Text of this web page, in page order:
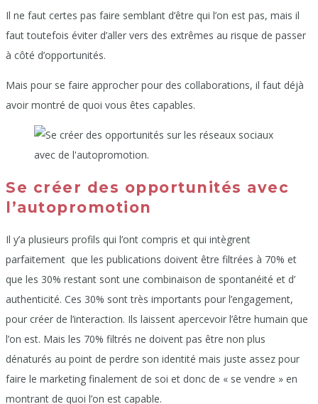
Il ne faut certes pas faire semblant d’être qui l’on est pas, mais il
faut toutefois éviter d’aller vers des extrêmes au risque de passer
à côté d’opportunités.
Mais pour se faire approcher pour des collaborations, il faut déjà
avoir montré de quoi vous êtes capables.
Se créer des opportunités avec
l’autopromotion
Il y’a plusieurs profils qui l’ont compris et qui intègrent
parfaitement que les publications doivent être filtrées à 70% et
que les 30% restant sont une combinaison de spontanéité et d’
authenticité. Ces 30% sont très importants pour l’engagement,
pour créer de l’interaction. Ils laissent apercevoir l’être humain que
l’on est. Mais les 70% filtrés ne doivent pas être non plus
dénaturés au point de perdre son identité mais juste assez pour
faire le marketing finalement de soi et donc de « se vendre » en
montrant de quoi l’on est capable.